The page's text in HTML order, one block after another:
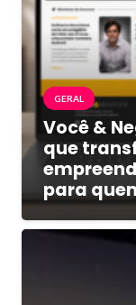
GERAL
Você &
que
para